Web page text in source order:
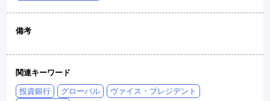
備考
関連キーワード
投資銀行 グローバル
ヴァイス・プレジデント